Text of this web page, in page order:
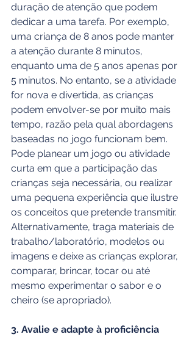
duração de atenção que podem
dedicar a uma tarefa. Por exemplo,
uma criança de 8 anos pode manter
a atenção durante 8 minutos,
enquanto uma de 5 anos apenas por
5 minutos. No entanto, se a atividade
for nova e divertida, as crianças
podem envolver-se por muito mais
tempo, razão pela qual abordagens
baseadas no jogo funcionam bem.
Pode planear um jogo ou atividade
curta em que a participação das
crianças seja necessária, ou realizar
uma pequena experiência que ilustre
os conceitos que pretende transmitir.
Alternativamente, traga materiais de
trabalho/laboratório, modelos ou
imagens e deixe as crianças explorar,
comparar, brincar, tocar ou até
mesmo experimentar o sabor e o
cheiro (se apropriado).
3. Avalie e adapte à proficiência